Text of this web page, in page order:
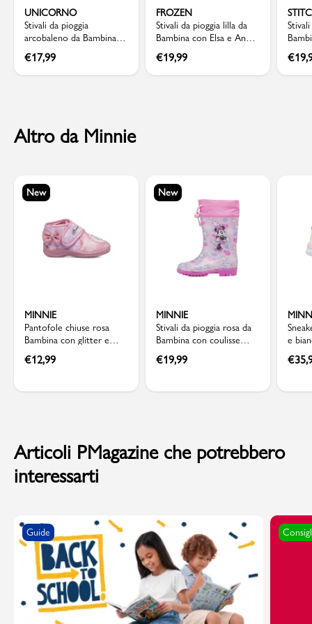
UNICORNO
Stivali da pioggia
arcobaleno da Bambina
con stampa Unicorno
€17,99
FROZEN
Stivali da pioggia lilla da
Bambina con Elsa e Anna
Frozen
€19,99 €
Altro da Minnie
New
MINNIE
Pantofole chiuse rosa
Bambina con glitter e
fiocco posteriore Minnie
€12,99
New
MINNIE
Stivali da pioggia rosa da
Bambina con coulisse
Minnie
€19,99
e
e
€
Articoli PMagazine che potrebbero
interessarti
Guide